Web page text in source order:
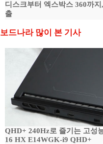
디스크부터 엑스박스 360까
출
보드나라 많이 본 기사
QHD+ 240Hz로 즐기는 고성
16 HX E14WGK-i9 QHD+